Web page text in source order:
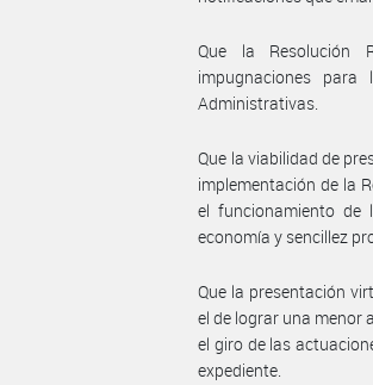
Que la Resolución
impugnaciones
Administrativas.
Que la viabilidad de
implementación de la
el funcionamiento de
economía y sencillez
Que la presentación
el de lograr una menor
el giro de las
expediente.